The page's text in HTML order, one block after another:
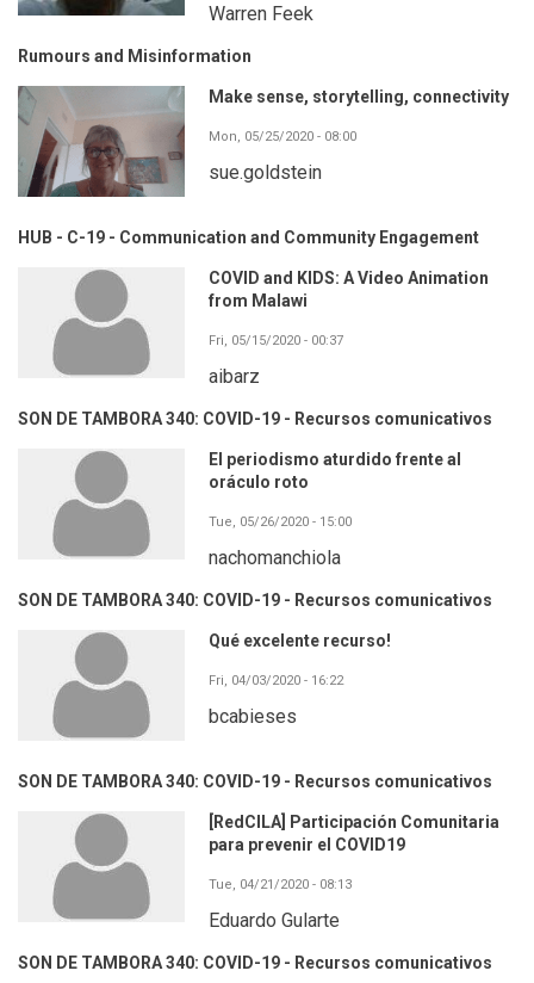
Warren Feek
Rumours and Misinformation
Make sense, storytelling, connectivity
Mon, 05/25/2020 - 08:00
sue.goldstein
HUB - C-19 - Communication and Community Engagement
COVID and KIDS: A Video Animation
from Malawi
Fri, 05/15/2020 - 00:37
aibarz
SON DE TAMBORA 340: COVID-19 - Recursos comunicativos
El periodismo aturdido frente al
oráculo roto
Tue, 05/26/2020 - 15:00
nachomanchiola
SON DE TAMBORA 340: COVID-19 - Recursos comunicativos
Qué excelente recurso!
Fri, 04/03/2020 - 16:22
bcabieses
SON DE TAMBORA 340: COVID-19 - Recursos comunicativos
[RedCILA] Participación Comunitaria
para prevenir el COVID19
Tue, 04/21/2020 - 08:13
Eduardo Gularte
SON DE TAMBORA 340: COVID-19 - Recursos comunicativos